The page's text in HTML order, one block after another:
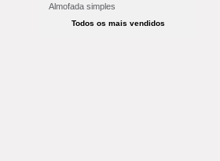
Almofada simples
Todos os mais vendidos